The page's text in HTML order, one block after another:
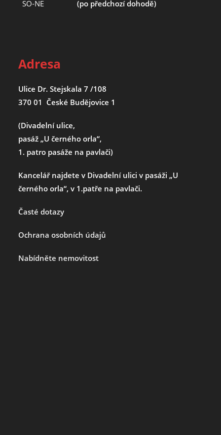
SO-NE (po předchozí dohodě)
Adresa
Ulice Dr. Stejskala 7 /108
370 01 České Budějovice 1
(Divadelní ulice,
pasáž „U černého orla“,
1. patro pasáže na pavlači)
Kancelář najdete v Divadelní ulici v pasáži „U
černého orla“, v 1.patře na pavlači.
Časté dotazy
Ochrana osobních údajů
Nabídněte nemovitost